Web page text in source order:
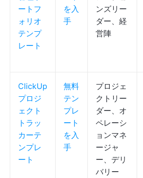
ートフ
ォリオ
テンプ
レート
を入
手
ンズリー
ダー、経
営陣
ClickUp
プロジ
ェクト
トラッ
カーテ
ンプレ
ート
無料
テン
プレ
ート
を入
手
プロジェ
クトリー
ダー、オ
ペレーシ
ョンマネ
ージャ
ー、デリ
バリー